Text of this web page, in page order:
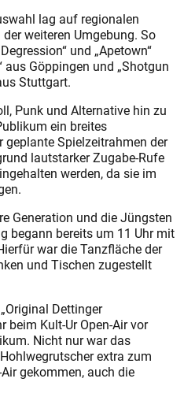
lag auf regionalen
weiteren Umgebung. So
und „Apetown“
aus Göppingen und „Shotgun
Stuttgart.
Punk und Alternative hin zu
ein breites
geplante Spielzeitrahmen der
lautstarker Zugabe-Rufe
werden, da sie im
Generation und die Jüngsten
begann bereits um 11 Uhr mit
war die Tanzfläche der
und Tischen zugestellt
Dettinger
beim Kult-Ur Open-Air vor
Nicht nur war das
extra zum
gekommen, auch die